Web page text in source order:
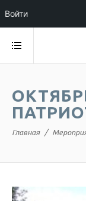
Главная
Войти